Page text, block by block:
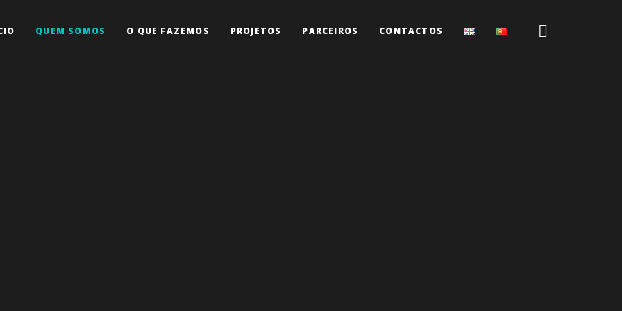
QUEM SOMOS O QUE FAZEMOS PROJETOS PARCEIROS CONTACTOS